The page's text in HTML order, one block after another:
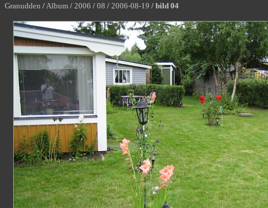
Granudden /Album / 2006 / 08 / 2006-08-19 / bild 04